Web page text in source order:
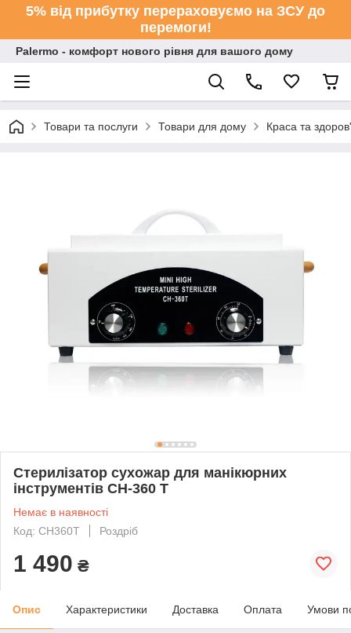
5% від прибутку перераховуємо на ЗСУ до
перемоги!
Palermo - комфорт нового рівня для вашого дому
Товари та послуги Товари для дому Краса та
Стерилізатор сухожар для манікюрних
інструментів CH-360 T
Немає в наявності
Код: CH360T
Роздріб
1 490 ₴
Опис Характеристики Доставка Оплата Умови